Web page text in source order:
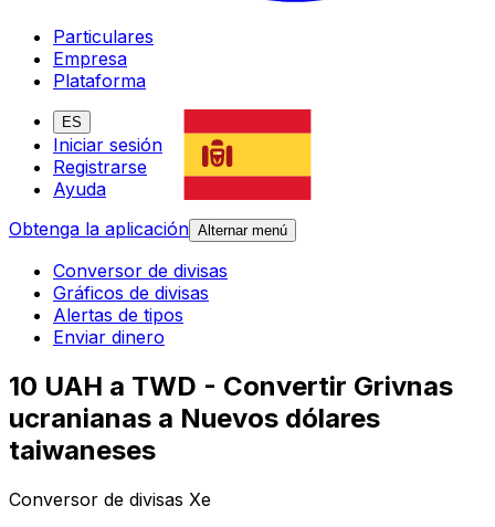
Particulares
Empresa
Plataforma
ES
Iniciar sesión
Registrarse
Ayuda
Obtenga la aplicación Alternar menú
Conversor de divisas
Gráficos de divisas
Alertas de tipos
Enviar dinero
10 UAH a TWD - Convertir Grivnas
ucranianas a Nuevos dólares
taiwaneses
Conversor de divisas Xe